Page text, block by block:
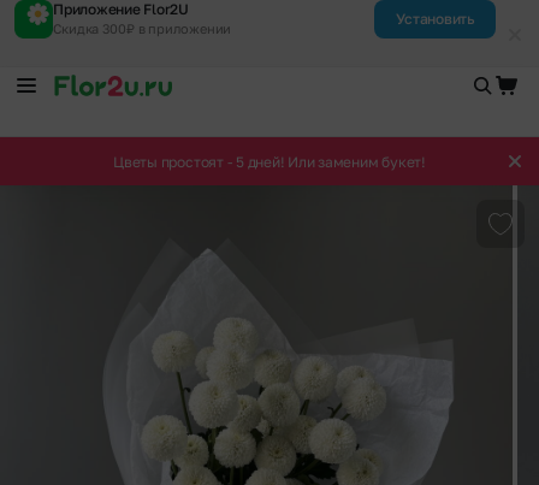
Приложение Flor2U
Скидка 300₽ в приложении
Установить
Цветы простоят - 5 дней! Или заменим букет!